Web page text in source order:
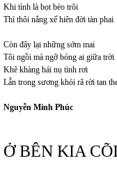
Khi tình là bọt bèo trôi
Thì thôi nắng xế hiên đời tàn phai
Còn đây lại những sớm mai
Tôi ngồi mà ngỡ bóng ai giữa trời
Khẽ khàng hái nụ tình rơi
Lẫn trong sương khói rã rời tan
Nguyễn Minh Phúc
Ở BÊN KIA